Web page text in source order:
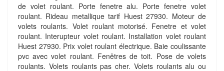
de volet roulant. Porte fenetre alu. Porte fenetre volet
roulant. Rideau metallique tarif Huest 27930. Moteur de
volets roulants. Volet roulant motorisé. Fenetre et volet
roulant. Interupteur volet roulant. Installation volet roulant
Huest 27930. Prix volet roulant électrique. Baie coulissante
pvc avec volet roulant. Fenêtres de toit. Pose de volets
roulants. Volets roulants pas cher. Volets roulants alu ou